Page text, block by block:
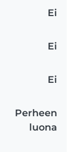
Ei
Ei
Ei
Perheen
luona